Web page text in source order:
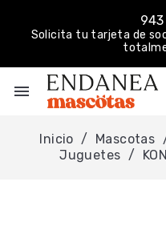
943
Solicita tu tarjeta de
menu
Inicio Mascotas
Juguetes